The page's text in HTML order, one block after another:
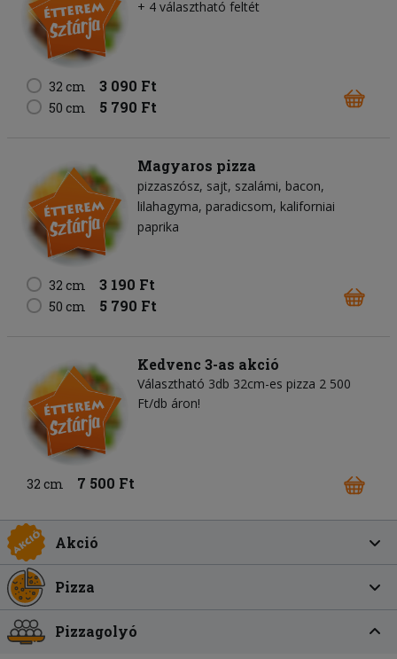
+ 4 választható feltét
32 cm 3 090 Ft
50 cm 5 790 Ft
Magyaros pizza
pizzaszósz sajt szalámi bacon
lilahagyma paradicsom kaliforniai
paprika
32 cm 3 190 Ft
50 cm 5 790 Ft
Kedvenc 3-as akció
Választható 3db 32cm-es pizza 2 500
Ft/db áron!
32 cm 7 500 Ft
Akció
Pizza
Pizzagolyó